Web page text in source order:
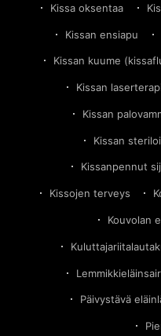
Kissa oksentaa
Kissan ensiapu
Kissan kuume
Kissan
Kissan
Kissan
Kissanpennut
Kissojen terveys
Kouvolan
Päivystävä